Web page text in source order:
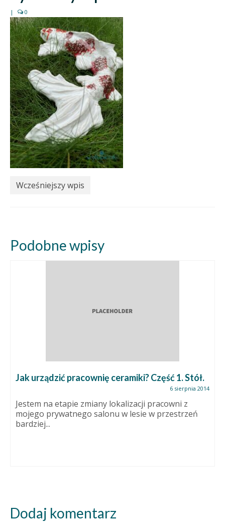
| 0
Wcześniejszy wpis
Podobne wpisy
Jak urządzić pracownię ceramiki? Część 1. Stół.
6 sierpnia 2014
Jestem na etapie zmiany lokalizacji pracowni z
mojego prywatnego salonu w lesie w przestrzeń
bardziej...
Dodaj komentarz